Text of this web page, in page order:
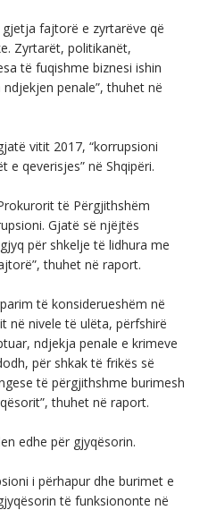
fajtorë e zyrtarëve që
Zyrtarët, politikanët,
të fuqishme biznesi ishin
penale”, thuhet në
vitit 2017, “korrupsioni
e qeverisjes” në Shqipëri.
të Përgjithshëm
Gjatë së njëjtës
për shkelje të lidhura me
thuhet në raport.
të konsiderueshëm në
në nivele të ulëta, përfshirë
ndjekja penale e krimeve
për shkak të frikës së
të përgjithshme burimesh
thuhet në raport.
edhe për gjyqësorin.
i përhapur dhe burimet e
të funksiononte në